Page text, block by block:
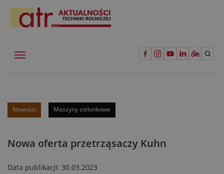
Nowości Maszyny zielonkowe
Nowa oferta przetrząsaczy Kuhn
Data publikacji: 30.03.2023